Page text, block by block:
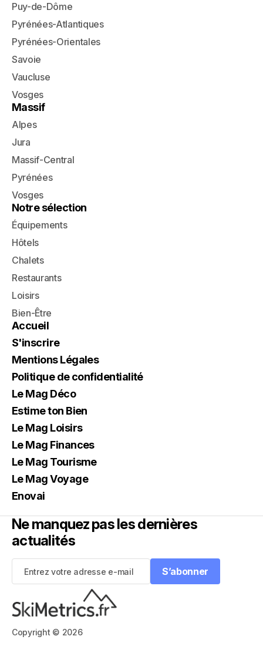
Copyright © 2026
Puy-de-Dôme
Pyrénées-Atlantiques
Pyrénées-Orientales
Savoie
Vaucluse
Vosges
Massif
Alpes
Jura
Massif-Central
Pyrénées
Vosges
Notre sélection
Équipements
Hôtels
Chalets
Restaurants
Loisirs
Bien-Être
Accueil
S'inscrire
Mentions Légales
Politique de confidentialité
Le Mag Déco
Estime ton Bien
Le Mag Loisirs
Le Mag Finances
Le Mag Tourisme
Le Mag Voyage
Enovai
Ne manquez pas les dernières
actualités
S’abonner
S’abonner